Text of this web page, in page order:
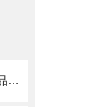
食品中重金属快速检测仪【云唐食品中重金属快速检测仪】